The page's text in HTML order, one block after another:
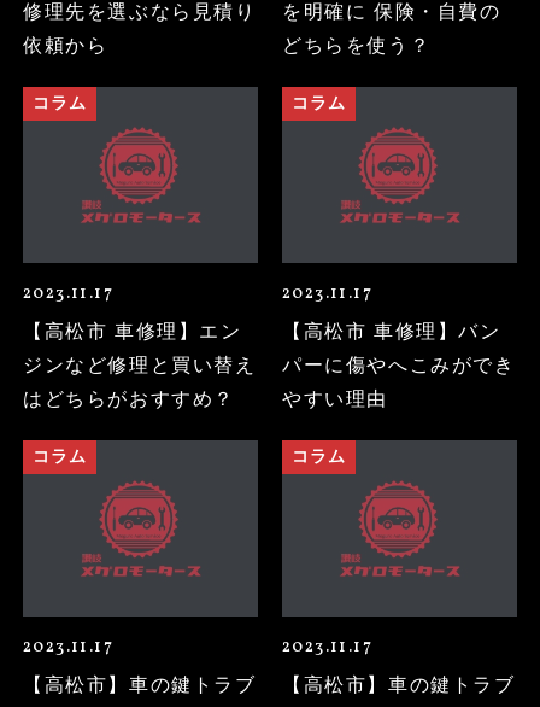
修理先を選ぶなら見積り
依頼から
を明確に 保険・自費の
どちらを使う？
コラム
2023.11.17
【高松市 車修理】エン
ジンなど修理と買い替え
はどちらがおすすめ？
コラム
2023.11.17
【高松市 車修理】バン
パーに傷やへこみができ
やすい理由
コラム
2023.11.17
【高松市】車の鍵トラブ
コラム
2023.11.17
【高松市】車の鍵トラブ